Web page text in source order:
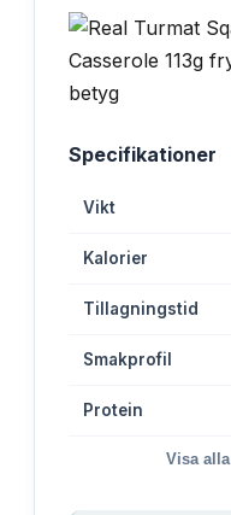
Specifikationer
Vikt
Kalorier
Tillagningstid
Smakprofil
Protein
Visa alla